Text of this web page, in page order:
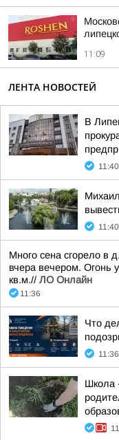
11:09
ЛЕНТА НОВОСТЕЙ
В
11:40
11:40
Много сена сгорело в
вчера вечером. Огонь
кв.м.// ЛО Онлайн
11:36
Что
11:36
Школа